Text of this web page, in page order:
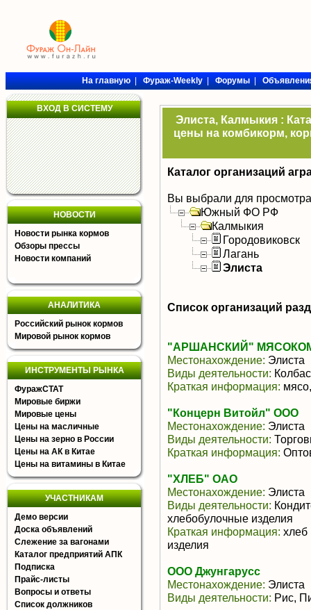
На главную|Фураж-Weekly|Форумы|
ВХОД В СИСТЕМУ
НОВОСТИ
Новости рынка кормов
Обзоры прессы
Новости компаний
АНАЛИТИКА
Российский рынок кормов
Мировой рынок кормов
ИНСТРУМЕНТЫ РЫНКА
ФуражСТАТ
Мировые биржи
Мировые цены
Цены на масличные
Цены на зерно в России
Цены на АК в Китае
Цены на витамины в Китае
УЧАСТНИКАМ
Демо версии
Доска объявлений
Слежение за вагонами
Каталог предприятий АПК
Подписка
Прайс-листы
Вопросы и ответы
Список должников
Элиста, Калмыкия :
цены на комбикорм,
Каталог организаций
Вы выбрали для
Южный ФО РФ
Калмыкия
Городовиковск
Лагань
Элиста
Список организаций
"АРШАНСКИЙ"
Местонахождение: Элиста
Виды деятельности:
Краткая информация:
"Концерн Витойл" ООО
Местонахождение: Элиста
Виды деятельности:
Краткая информация:
"ХЛЕБ" ОАО
Местонахождение: Элиста
Виды деятельности:
хлебобулочные изделия
Краткая информация: хлеб
изделия
ООО Джунгарусс
Местонахождение: Элиста
Виды деятельности: Рис,